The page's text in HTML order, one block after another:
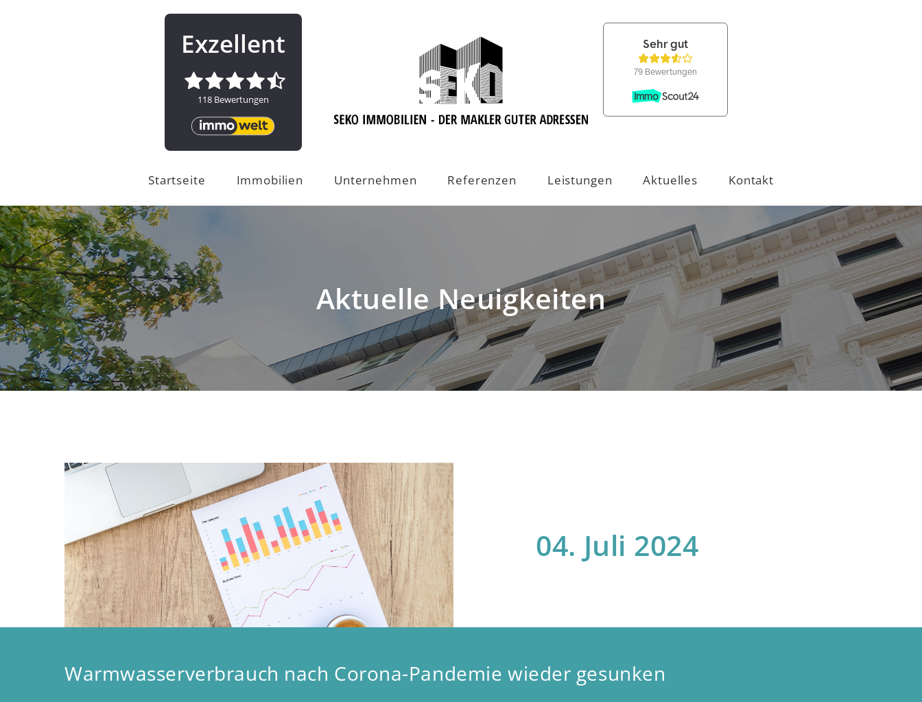
Startseite Immobilien Unternehmen Referenzen Leistungen Aktuelles Kontakt
Aktuelle Neuigkeiten
04. Juli 2024
Warmwasserverbrauch nach Corona-Pandemie wieder gesunken